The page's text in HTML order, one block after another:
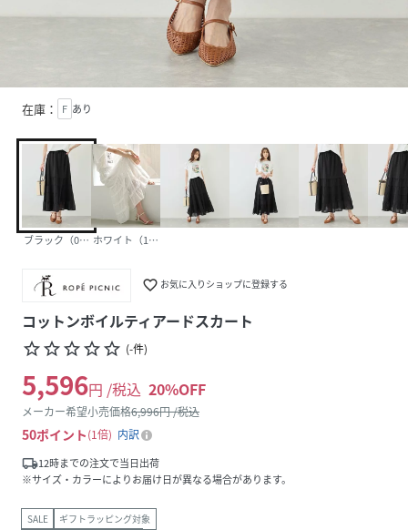
在庫： F あり
ブラック（01）ホワイト（10）
favorite_border お気に入りショップに登録する
コットンボイルティアードスカート
star_borderstar_borderstar_borderstar_borderstar_border (-件)
5,596円 /税込 20%OFF
メーカー希望小売価格6,996円 /税込
50ポイント 1倍
内訳
local_shipping12時までの注文で当日出荷
※サイズ・カラーによりお届け日が異なる場合があります。
SALE
ギフトラッピング対象